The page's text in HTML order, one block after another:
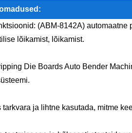
(ABM-8142A)
lõikamist, lõikamist.
Die Boards Auto Bender
tarkvara ja lihtne kasutada, mitme